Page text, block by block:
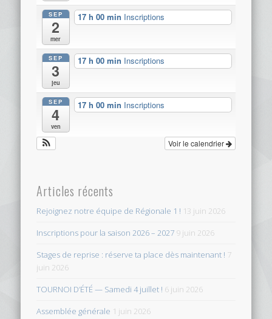
SEP
2
mer
17 h 00 min Inscriptions
SEP
3
jeu
17 h 00 min Inscriptions
SEP
4
ven
17 h 00 min Inscriptions
Voir le calendrier
Articles récents
Rejoignez notre équipe de Régionale 1 ! 13 juin 2026
Inscriptions pour la saison 2026 – 2027 9 juin 2026
Stages de reprise : réserve ta place dès maintenant ! 7
juin 2026
TOURNOI D’ÉTÉ — Samedi 4 juillet ! 6 juin 2026
Assemblée générale 1 juin 2026